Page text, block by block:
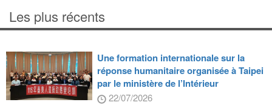
Les plus récents
Une formation internationale sur la
réponse humanitaire organisée à Taipei
par le ministère de l’Intérieur
22/07/2026